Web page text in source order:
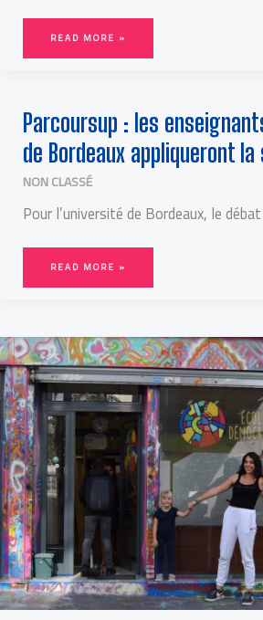
READ MORE »
Parcoursup : les
de Bordeaux appliqueront
NON CLASSÉ
Pour l’université de Bordeaux, le
:
LES
ENSEIGNANTS
DE
L’UNIVERSITÉ
DE
BORDEAUX
APPLIQUERONT
READ MORE »
UNE
NOUVELLE
PÉDAGOGIE
ALTERNATIVE
ARRIVE
EN
GIRONDE